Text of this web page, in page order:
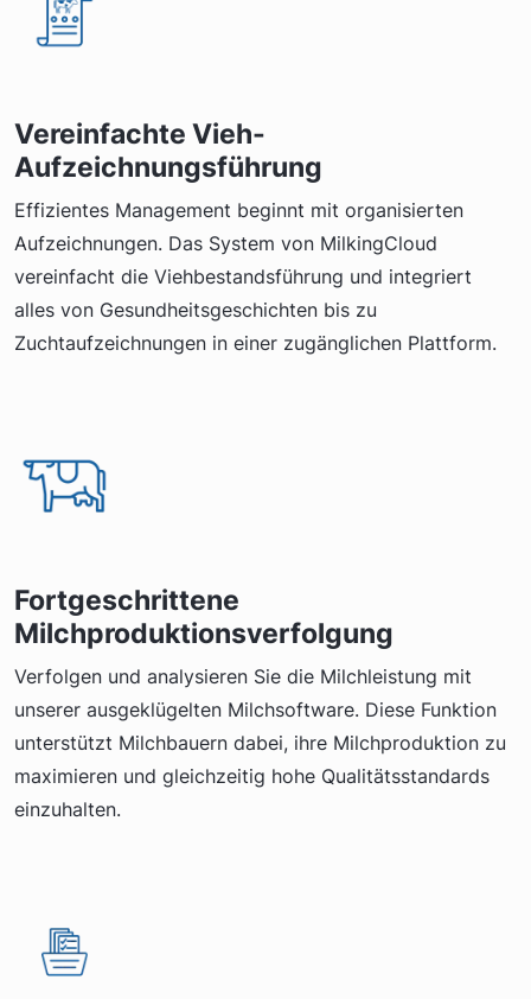
Vereinfachte Vieh-
Aufzeichnungsführung
Effizientes Management beginnt mit organisierten
Aufzeichnungen. Das System von MilkingCloud
vereinfacht die Viehbestandsführung und integriert
alles von Gesundheitsgeschichten bis zu
Zuchtaufzeichnungen in einer zugänglichen Plattform.
Fortgeschrittene
Milchproduktionsverfolgung
Verfolgen und analysieren Sie die Milchleistung mit
unserer ausgeklügelten Milchsoftware. Diese Funktion
unterstützt Milchbauern dabei, ihre Milchproduktion zu
maximieren und gleichzeitig hohe Qualitätsstandards
einzuhalten.